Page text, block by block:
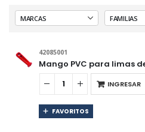
42085001
Mango PVC para limas de
INGRESAR
FAVORITOS